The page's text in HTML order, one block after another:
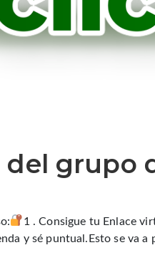
del
1 . Consigue tu Enlace
y sé puntual.Esto se va